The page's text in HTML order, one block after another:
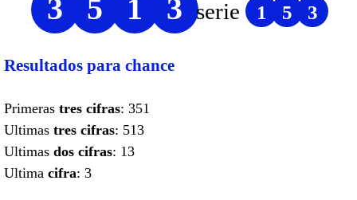
3 5 1 3 serie 1 5 3
Resultados para chance
Primeras tres cifras: 351
Ultimas tres cifras: 513
Ultimas dos cifras: 13
Ultima cifra: 3